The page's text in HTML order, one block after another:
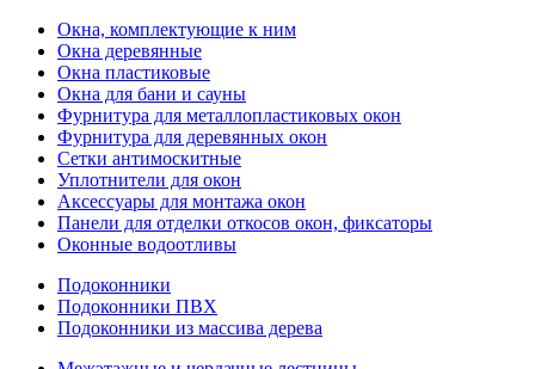
Окна, комплектующие к ним
Окна деревянные
Окна пластиковые
Окна для бани и сауны
Фурнитура для металлопластиковых окон
Фурнитура для деревянных окон
Сетки антимоскитные
Уплотнители для окон
Аксессуары для монтажа окон
Панели для отделки откосов окон, фиксаторы
Оконные водоотливы
Подоконники
Подоконники ПВХ
Подоконники из массива дерева